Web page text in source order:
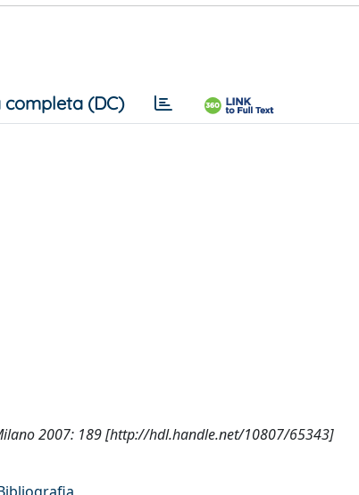
completa (DC)
2007: 189 [http://hdl.handle.net/10807/65343]